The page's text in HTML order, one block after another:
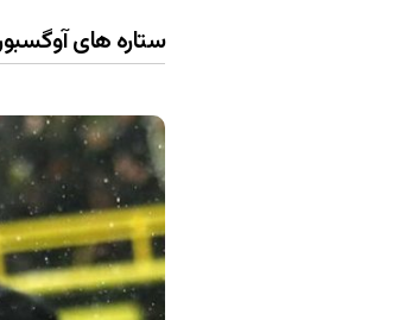
ستاره های